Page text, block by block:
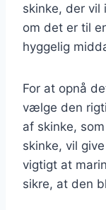
skinke, der
om det er til
hyggelig
For at opnå
vælge den
af skinke,
skinke, vil
vigtigt at
sikre, at den